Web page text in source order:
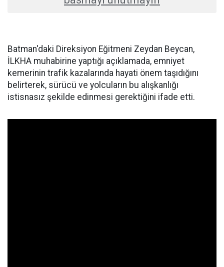
Batman'daki Direksiyon Eğitmeni Zeydan Beycan,
İLKHA muhabirine yaptığı açıklamada, emniyet
kemerinin trafik kazalarında hayati önem taşıdığını
belirterek, sürücü ve yolcuların bu alışkanlığı
istisnasız şekilde edinmesi gerektiğini ifade etti.